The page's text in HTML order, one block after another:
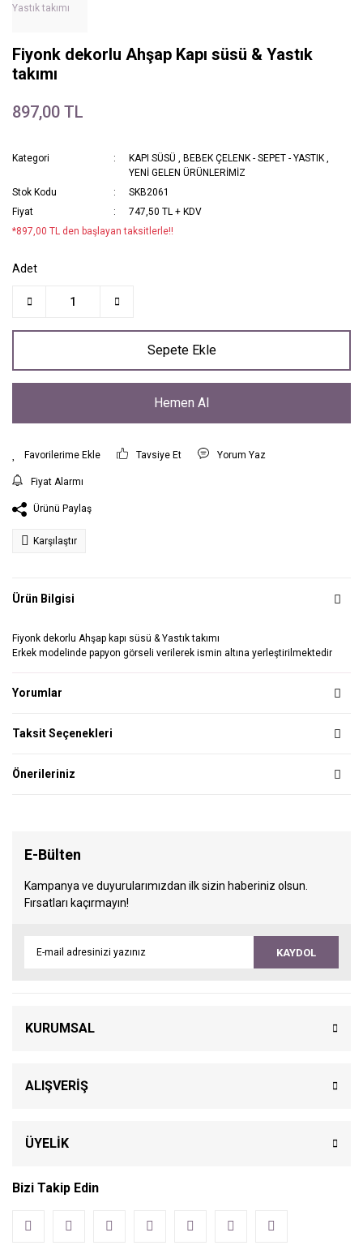
Fiyonk dekorlu Ahşap Kapı süsü & Yastık
takımı
897,00 TL
Kategori KAPI SÜSÜ , BEBEK ÇELENK - SEPET - YASTIK ,
YENİ GELEN ÜRÜNLERİMİZ
Stok Kodu
SKB2061
Fiyat
747,50 TL + KDV
*897,00 TL den başlayan taksitlerle!!
Adet
Sepete Ekle
Hemen Al
Tavsiye Et Yorum Yaz
Fiyat Alarmı
Ürünü Paylaş
Karşılaştır
Ürün Bilgisi
Fiyonk dekorlu Ahşap kapı süsü & Yastık takımı
Erkek modelinde papyon görseli verilerek ismin altına yerleştirilmektedir
Yorumlar
Taksit Seçenekleri
Önerileriniz
E-Bülten
Kampanya ve duyurularımızdan ilk sizin haberiniz olsun.
Fırsatları kaçırmayın!
KAYDOL
KURUMSAL
ALIŞVERİŞ
ÜYELİK
Bizi Takip Edin